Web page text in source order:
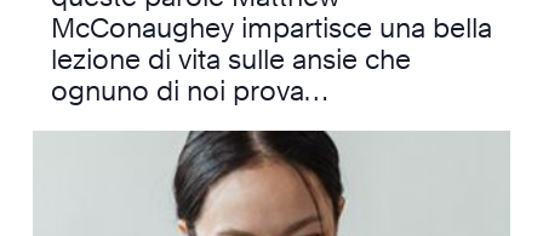
McConaughey impartisce una bella
lezione di vita sulle ansie che
ognuno di noi prova…